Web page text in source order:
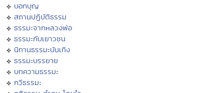
บอกบุญ
สถานปฏิบัติธรรม
ธรรมะจากหลวงพ่อ
ธรรมะกับเยาวชน
นิทานธรรมะบันเทิง
ธรรมะบรรยาย
บทความธรรมะ
กวีธรรมะ